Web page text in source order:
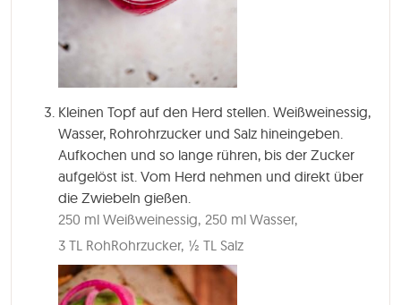
Kleinen Topf auf den Herd stellen. Weißweinessig,
Wasser, Rohrohrzucker und Salz hineingeben.
Aufkochen und so lange rühren, bis der Zucker
aufgelöst ist. Vom Herd nehmen und direkt über
die Zwiebeln gießen.
250 ml Weißweinessig, 250 ml Wasser,
3 TL RohRohrzucker, ½ TL Salz